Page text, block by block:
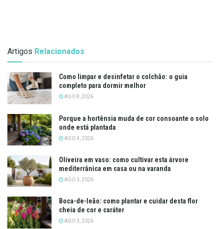
Artigos Relacionados
Como limpar e desinfetar o colchão: o guia
completo para dormir melhor
AGO 8, 2026
Porque a hortênsia muda de cor consoante o solo
onde está plantada
AGO 4, 2026
Oliveira em vaso: como cultivar esta árvore
mediterrânica em casa ou na varanda
AGO 3, 2026
Boca-de-leão: como plantar e cuidar desta flor
cheia de cor e caráter
AGO 3, 2026